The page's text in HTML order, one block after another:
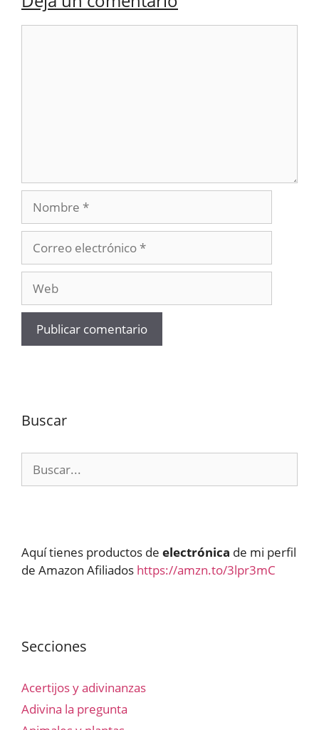
electrónico
Buscar
Aquí tienes productos de electrónica de mi perfil
de Amazon Afiliados https://amzn.to/3lpr3mC
Secciones
Acertijos y adivinanzas
Adivina la pregunta